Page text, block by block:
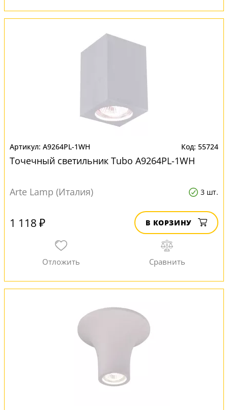
A9264PL-1WH 55724
Точечный светильник Tubo A9264PL-1WH
Arte Lamp (Италия) 3 шт.
1 118 ₽ В КОРЗИНУ